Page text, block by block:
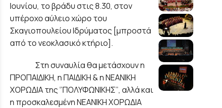
Ιουνίου, το βράδυ στις 8.30, στον
υπέροχο αύλειο χώρο του
Σκαγιοπουλείου Ιδρύματος [μπροστά
από το νεοκλασικό κτήριο].
Στη συναυλία θα μετάσχουν η
ΠΡΟΠΑΙΔΙΚΗ, η ΠΑΙΔΙΚΗ & η ΝΕΑΝΙΚΗ
ΧΟΡΩΔΙΑ της ‘’ΠΟΛΥΦΩΝΙΚΗΣ’’, αλλά και
η προσκαλεσμένη ΝΕΑΝΙΚΗ ΧΟΡΩΔΙΑ